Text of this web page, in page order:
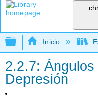
Expandir/
Inicio
2.2.7:
Depresión